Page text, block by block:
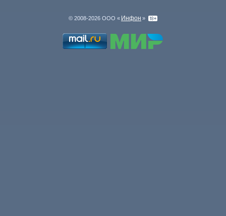
© 2008-2026 ООО « Инфон »